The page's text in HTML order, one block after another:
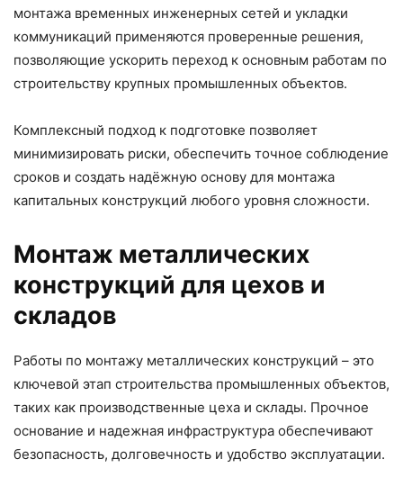
монтажа временных инженерных сетей и укладки
коммуникаций применяются проверенные решения,
позволяющие ускорить переход к основным работам по
строительству крупных промышленных объектов.
Комплексный подход к подготовке позволяет
минимизировать риски, обеспечить точное соблюдение
сроков и создать надёжную основу для монтажа
капитальных конструкций любого уровня сложности.
Монтаж металлических
конструкций для цехов и
складов
Работы по монтажу металлических конструкций – это
ключевой этап строительства промышленных объектов,
таких как производственные цеха и склады. Прочное
основание и надежная инфраструктура обеспечивают
безопасность, долговечность и удобство эксплуатации.